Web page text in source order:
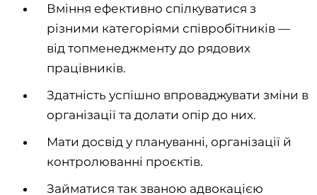
Вміння ефективно спілкуватися з
різними категоріями співробітників —
від топменеджменту до рядових
працівників.
Здатність успішно впроваджувати зміни в
організації та долати опір до них.
Мати досвід у плануванні, організації й
контролюванні проєктів.
Займатися так званою адвокацією